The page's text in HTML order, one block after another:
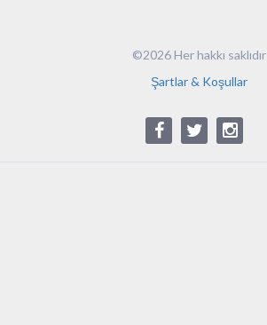
©2026 Her hakkı saklıdır
Şartlar & Koşullar